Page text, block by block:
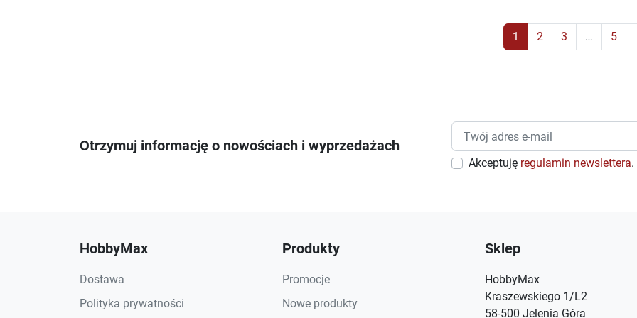
1 2 3 … 5
Otrzymuj informację o nowościach i wyprzedażach
Akceptuję regulamin newslettera.
HobbyMax
Dostawa
Polityka prywatności
Produkty
Promocje
Nowe produkty
Sklep
HobbyMax
Kraszewskiego 1/L2
58-500 Jelenia Góra